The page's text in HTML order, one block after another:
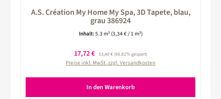
A.S. Création My Home My Spa, 3D Tapete, blau,
grau 386924
Inhalt:5.3 m² (3,34 € / 1 m²)
Verkaufspreis:
17,72 € Regulärer Preis:
53,40 €(66.82% gespart)
Preise inkl. MwSt. zzgl. Versandkosten
In den Warenkorb